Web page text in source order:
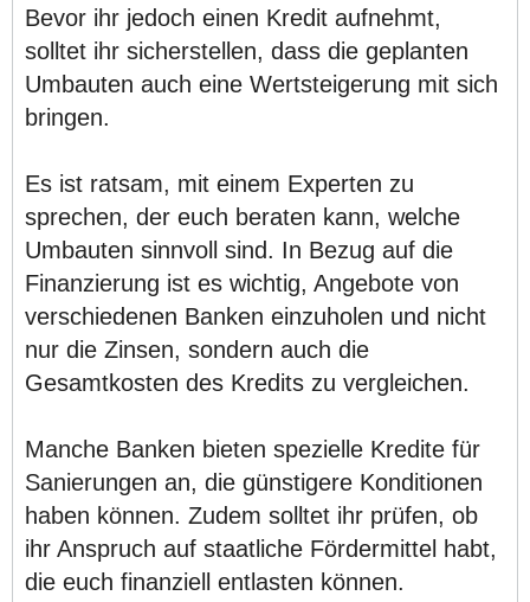
Bevor ihr jedoch einen Kredit aufnehmt,
solltet ihr sicherstellen, dass die geplanten
Umbauten auch eine Wertsteigerung mit sich
bringen.
Es ist ratsam, mit einem Experten zu
sprechen, der euch beraten kann, welche
Umbauten sinnvoll sind. In Bezug auf die
Finanzierung ist es wichtig, Angebote von
verschiedenen Banken einzuholen und nicht
nur die Zinsen, sondern auch die
Gesamtkosten des Kredits zu vergleichen.
Manche Banken bieten spezielle Kredite für
Sanierungen an, die günstigere Konditionen
haben können. Zudem solltet ihr prüfen, ob
ihr Anspruch auf staatliche Fördermittel habt,
die euch finanziell entlasten können.